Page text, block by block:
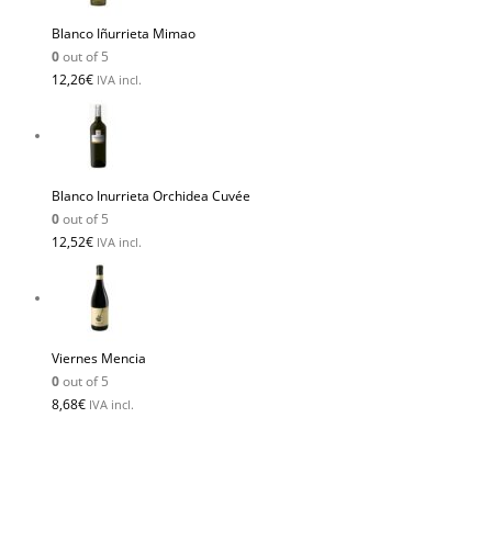
Blanco Iñurrieta Mimao
0out of 5
12,26€ IVA incl.
Blanco Inurrieta Orchidea Cuvée
0out of 5
12,52€ IVA incl.
Viernes Mencia
0out of 5
8,68€ IVA incl.